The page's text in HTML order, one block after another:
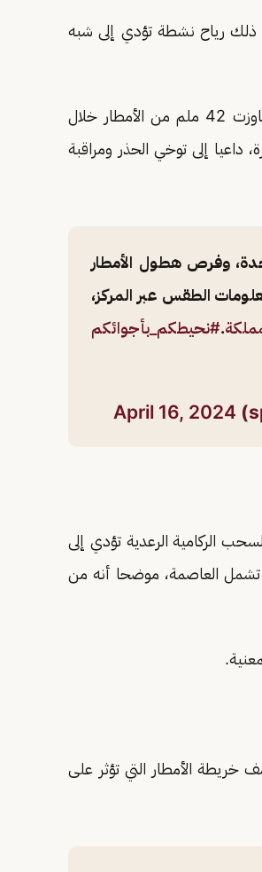
ذلك رياح نشطة تؤدي إلى شبه
وقال المتحدث الرسمي للمركز الوطني للأرصاد أن منيفة بالمنطقة الشرقية تجاوزت 42 ملم من الأمطار خلال
إلى توخي الحذر ومراقبة
واحدة، وفرص هطول الأمطار
الطقس عبر المركز،
.#نحيطكم_بأجوائكم
April 16, 2024
الركامية الرعدية تؤدي إلى
تشمل العاصمة، موضحا أنه من
خريطة الأمطار التي تؤثر على